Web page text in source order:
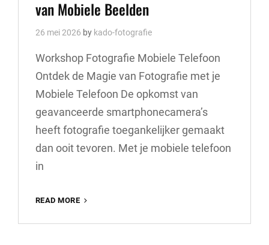
van Mobiele Beelden
26 mei 2026 by kado-fotografie
Workshop Fotografie Mobiele Telefoon
Ontdek de Magie van Fotografie met je
Mobiele Telefoon De opkomst van
geavanceerde smartphonecamera’s
heeft fotografie toegankelijker gemaakt
dan ooit tevoren. Met je mobiele telefoon
in
READ MORE
MET